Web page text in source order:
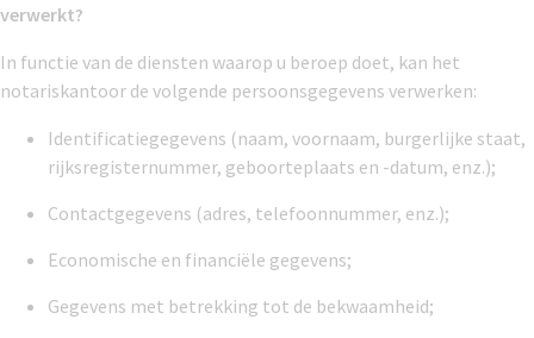
verwerkt?
In functie van de diensten waarop u beroep doet, kan het
notariskantoor de volgende persoonsgegevens verwerken:
Identificatiegegevens (naam, voornaam, burgerlijke staat,
rijksregisternummer, geboorteplaats en -datum, enz.);
Contactgegevens (adres, telefoonnummer, enz.);
Economische en financiële gegevens;
Gegevens met betrekking tot de bekwaamheid;